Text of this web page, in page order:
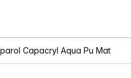
Capacryl Aqua Pu Mat